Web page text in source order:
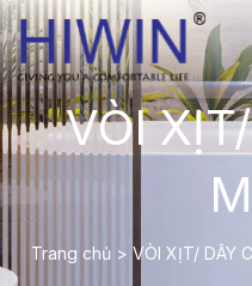
VÒI
Trang chủ > VÒI XỊT/ DÂY